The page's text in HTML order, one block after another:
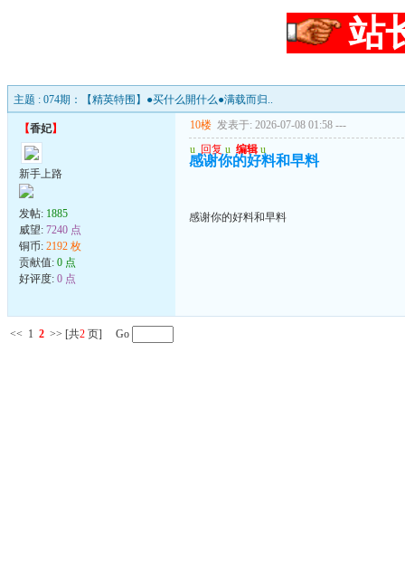
站
主题 : 074期：【精英特围】●买什么開什么●满载而归..
【香妃】
新手上路
发帖: 1885
威望: 7240 点
铜币: 2192 枚
贡献值: 0 点
好评度: 0 点
10楼 发表于: 2026-07-08 01:58 ---
u 回复 u 编辑 u
感谢你的好料和早料
感谢你的好料和早料
<< 1 2 >> [共2 页] Go